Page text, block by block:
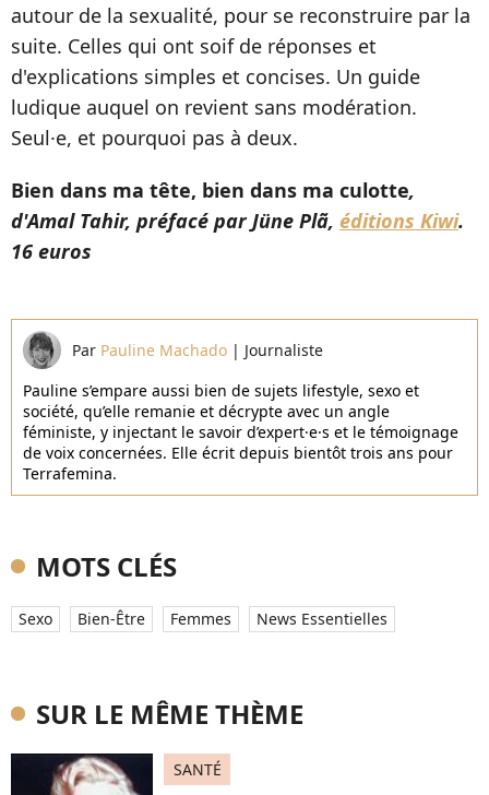
autour de la sexualité, pour se reconstruire par la
suite. Celles qui ont soif de réponses et
d'explications simples et concises. Un guide
ludique auquel on revient sans modération.
Seul·e, et pourquoi pas à deux.
Bien dans ma tête, bien dans ma culotte,
d'Amal Tahir, préfacé par Jüne Plã, éditions Kiwi.
16 euros
Par Pauline Machado | Journaliste
Pauline s’empare aussi bien de sujets lifestyle, sexo et
société, qu’elle remanie et décrypte avec un angle
féministe, y injectant le savoir d’expert·e·s et le témoignage
de voix concernées. Elle écrit depuis bientôt trois ans pour
Terrafemina.
MOTS CLÉS
Sexo Bien-Être Femmes News Essentielles
SUR LE MÊME THÈME
SANTÉ